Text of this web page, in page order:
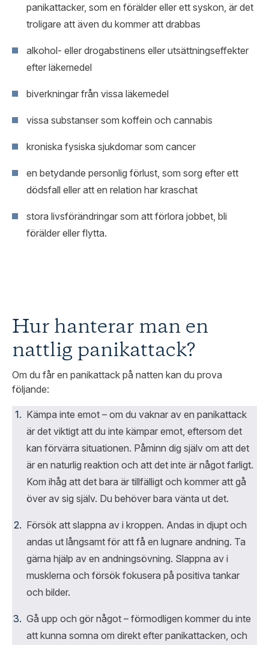
panikattacker, som en förälder eller ett syskon, är det
troligare att även du kommer att drabbas
alkohol- eller drogabstinens eller utsättningseffekter
efter läkemedel
biverkningar från vissa läkemedel
vissa substanser som koffein och cannabis
kroniska fysiska sjukdomar som cancer
en betydande personlig förlust, som sorg efter ett
dödsfall eller att en relation har kraschat
stora livsförändringar som att förlora jobbet, bli
förälder eller flytta.
Hur hanterar man en
nattlig panikattack?
Om du får en panikattack på natten kan du prova
följande:
Kämpa inte emot – om du vaknar av en panikattack
är det viktigt att du inte kämpar emot, eftersom det
kan förvärra situationen. Påminn dig själv om att det
är en naturlig reaktion och att det inte är något farligt.
Kom ihåg att det bara är tillfälligt och kommer att gå
över av sig själv. Du behöver bara vänta ut det.
Försök att slappna av i kroppen. Andas in djupt och
andas ut långsamt för att få en lugnare andning. Ta
gärna hjälp av en andningsövning. Slappna av i
musklerna och försök fokusera på positiva tankar
och bilder.
Gå upp och gör något – förmodligen kommer du inte
att kunna somna om direkt efter panikattacken, och